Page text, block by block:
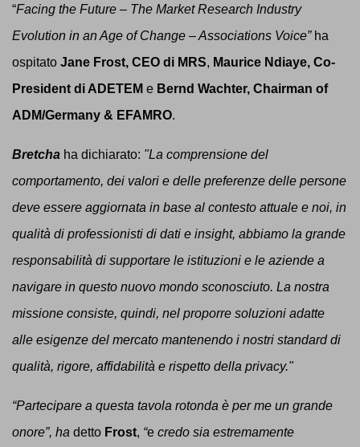
“Facing the Future – The Market Research Industry
Evolution in an Age of Change – Associations Voice” ha
ospitato Jane Frost, CEO di MRS, Maurice Ndiaye, Co-
President di ADETEM e Bernd Wachter, Chairman of
ADM/Germany & EFAMRO.
Bretcha ha dichiarato: "La comprensione del
comportamento, dei valori e delle preferenze delle persone
deve essere aggiornata in base al contesto attuale e noi, in
qualità di professionisti di dati e insight, abbiamo la grande
responsabilità di supportare le istituzioni e le aziende a
navigare in questo nuovo mondo sconosciuto. La nostra
missione consiste, quindi, nel proporre soluzioni adatte
alle esigenze del mercato mantenendo i nostri standard di
qualità, rigore, affidabilità e rispetto della privacy."
“Partecipare a questa tavola rotonda è per me un grande
onore”, ha detto Frost, “e credo sia estremamente